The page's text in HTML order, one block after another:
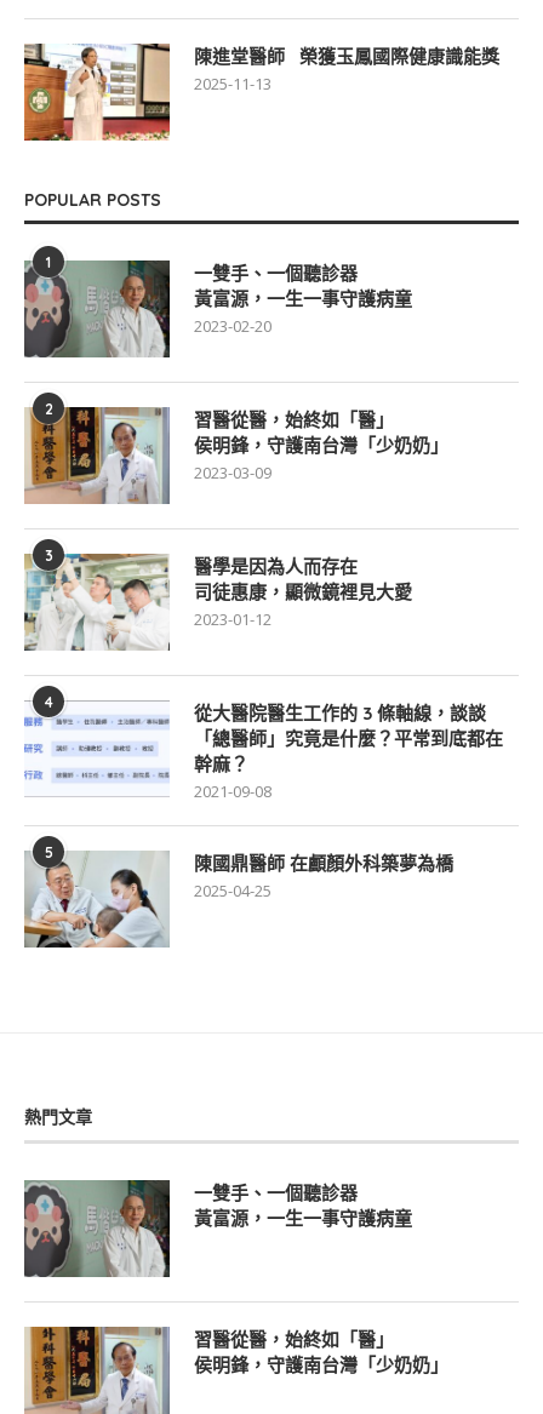
陳進堂醫師 榮獲玉鳳國際健康識能獎
2025-11-13
POPULAR POSTS
1
一雙手、一個聽診器
黃富源，一生一事守護病童
2023-02-20
2
習醫從醫，始終如「醫」
侯明鋒，守護南台灣「少奶奶」
2023-03-09
3
醫學是因為人而存在
司徒惠康，顯微鏡裡見大愛
2023-01-12
4
從大醫院醫生工作的 3 條軸線，談談
「總醫師」究竟是什麼？平常到底都在
幹麻？
2021-09-08
5 陳國鼎醫師 在顱顏外科築夢為橋
2025-04-25
熱門文章
一雙手、一個聽診器
黃富源，一生一事守護病童
習醫從醫，始終如「醫」
侯明鋒，守護南台灣「少奶奶」